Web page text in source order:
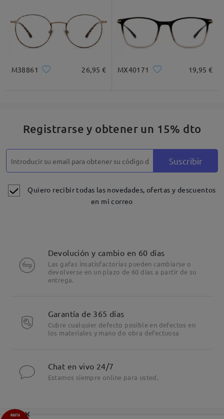
M38861 26,95 € MX40171 19,95 €
Registrarse y obtener un 15% dto
Suscribir
Quiero recibir todas las novedades, ofertas y descuentos
en mi correo
Devolución y cambio en 60 días
Las gafas insatisfactorias pueden cambiarse o
devolverse en un plazo de 60 días a partir de su
entrega.
Garantía de 365 días
Cubre cualquier defecto posible en defectos en
los materiales y mano do obra defectuosa
Chat en vivo 24/7
Estamos siempre online para usted.
×